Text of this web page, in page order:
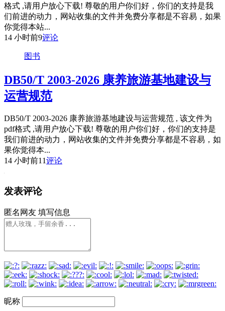
格式 ,请用户放心下载! 尊敬的用户你们好，你们的支持是我
们前进的动力，网站收集的文件并免费分享都是不容易，如果
你觉得本站...
14 小时前9评论
图书
DB50/T 2003-2026 康养旅游基地建设与
运营规范
DB50/T 2003-2026 康养旅游基地建设与运营规范 , 该文件为
pdf格式 ,请用户放心下载! 尊敬的用户你们好，你们的支持是
我们前进的动力，网站收集的文件并免费分享都是不容易，如
果你觉得本...
14 小时前11评论
发表评论
匿名网友 填写信息
昵称